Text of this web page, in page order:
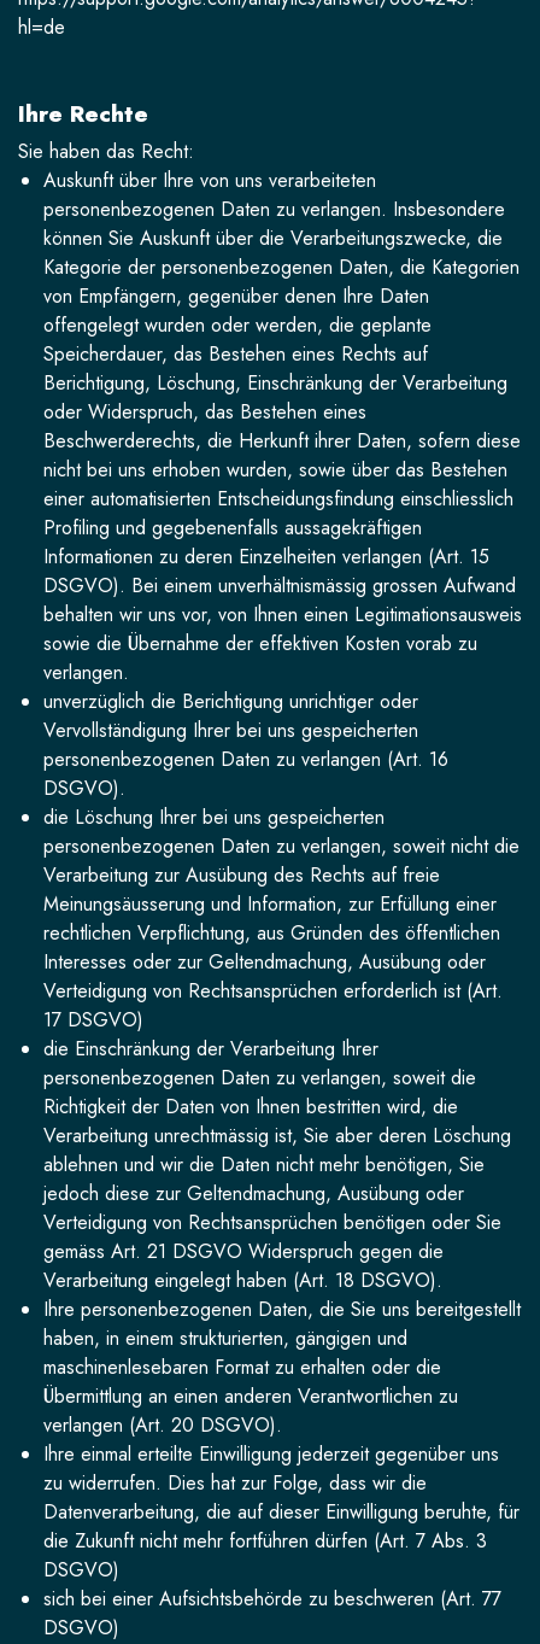
hl=de
Ihre Rechte
Sie haben das Recht:
Auskunft über Ihre von uns verarbeiteten
personenbezogenen Daten zu verlangen. Insbesondere
können Sie Auskunft über die Verarbeitungszwecke, die
Kategorie der personenbezogenen Daten, die Kategorien
von Empfängern, gegenüber denen Ihre Daten
offengelegt wurden oder werden, die geplante
Speicherdauer, das Bestehen eines Rechts auf
Berichtigung, Löschung, Einschränkung der Verarbeitung
oder Widerspruch, das Bestehen eines
Beschwerderechts, die Herkunft ihrer Daten, sofern diese
nicht bei uns erhoben wurden, sowie über das Bestehen
einer automatisierten Entscheidungsfindung einschliesslich
Profiling und gegebenenfalls aussagekräftigen
Informationen zu deren Einzelheiten verlangen (Art. 15
DSGVO). Bei einem unverhältnismässig grossen Aufwand
behalten wir uns vor, von Ihnen einen Legitimationsausweis
sowie die Übernahme der effektiven Kosten vorab zu
verlangen.
unverzüglich die Berichtigung unrichtiger oder
Vervollständigung Ihrer bei uns gespeicherten
personenbezogenen Daten zu verlangen (Art. 16
DSGVO).
die Löschung Ihrer bei uns gespeicherten
personenbezogenen Daten zu verlangen, soweit nicht die
Verarbeitung zur Ausübung des Rechts auf freie
Meinungsäusserung und Information, zur Erfüllung einer
rechtlichen Verpflichtung, aus Gründen des öffentlichen
Interesses oder zur Geltendmachung, Ausübung oder
Verteidigung von Rechtsansprüchen erforderlich ist (Art.
17 DSGVO)
die Einschränkung der Verarbeitung Ihrer
personenbezogenen Daten zu verlangen, soweit die
Richtigkeit der Daten von Ihnen bestritten wird, die
Verarbeitung unrechtmässig ist, Sie aber deren Löschung
ablehnen und wir die Daten nicht mehr benötigen, Sie
jedoch diese zur Geltendmachung, Ausübung oder
Verteidigung von Rechtsansprüchen benötigen oder Sie
gemäss Art. 21 DSGVO Widerspruch gegen die
Verarbeitung eingelegt haben (Art. 18 DSGVO).
Ihre personenbezogenen Daten, die Sie uns bereitgestellt
haben, in einem strukturierten, gängigen und
maschinenlesebaren Format zu erhalten oder die
Übermittlung an einen anderen Verantwortlichen zu
verlangen (Art. 20 DSGVO).
Ihre einmal erteilte Einwilligung jederzeit gegenüber uns
zu widerrufen. Dies hat zur Folge, dass wir die
Datenverarbeitung, die auf dieser Einwilligung beruhte, für
die Zukunft nicht mehr fortführen dürfen (Art. 7 Abs. 3
DSGVO)
sich bei einer Aufsichtsbehörde zu beschweren (Art. 77
DSGVO)